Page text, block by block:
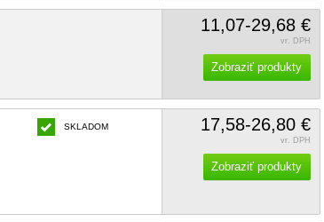
11,07-29,68 €
vr. DPH
Zobraziť produkty
SKLADOM 17,58-26,80 €
vr. DPH
Zobraziť produkty